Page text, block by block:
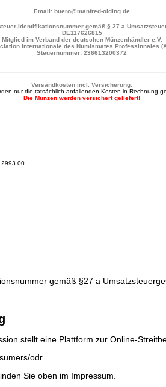
Email: buero@manfred-olding.de
Identifikationsnummer gemäß § 27 a
DE117626815
Mitglied im Verband der deutschen Münzenhändler e.V.
Internationale des Numismates Professinnales
Steuernummer: 236613200372
Versandkosten incl. Versicherung:
nur die tatsächlich anfallenden Kosten in Rechnung
Die Münzen werden versichert geliefert!
2993 00
gemäß §27 a
stellt eine Plattform zur Online-
odr.
Sie oben im Impressum.